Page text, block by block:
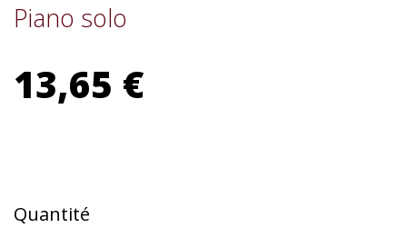
Piano solo
13,65 €
Quantité